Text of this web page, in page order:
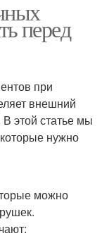
перед
при
внешний
В этой статье мы
нужно
можно